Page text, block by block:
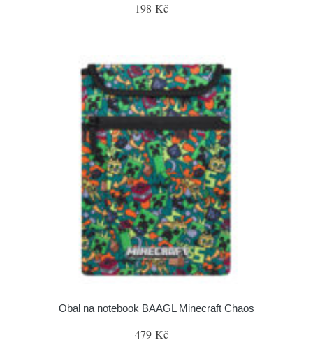
198 Kč
Obal na notebook BAAGL Minecraft Chaos
479 Kč